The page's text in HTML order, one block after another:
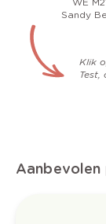
Sandy
Klik
Test,